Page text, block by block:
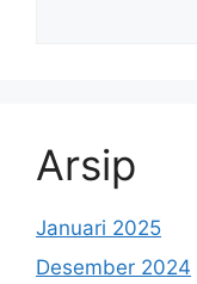
Arsip
Januari 2025
Desember 2024